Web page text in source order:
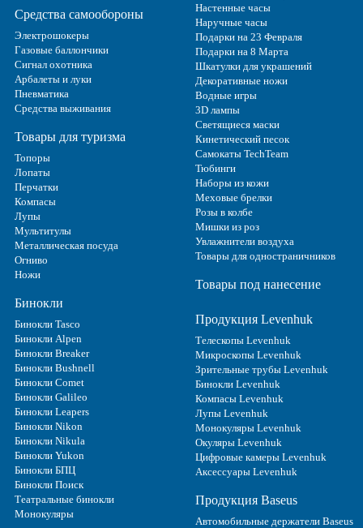
Средства самообороны
Электрошокеры
Газовые баллончики
Сигнал охотника
Арбалеты и луки
Пневматика
Средства выживания
Товары для туризма
Топоры
Лопаты
Перчатки
Компасы
Лупы
Мультитулы
Металлическая посуда
Огниво
Ножи
Бинокли
Бинокли Tasco
Бинокли Alpen
Бинокли Breaker
Бинокли Bushnell
Бинокли Comet
Бинокли Galileo
Бинокли Leapers
Бинокли Nikon
Бинокли Nikula
Бинокли Yukon
Бинокли БПЦ
Бинокли Поиск
Театральные бинокли
Монокуляры
Настенные часы
Наручные часы
Подарки на 23 Февраля
Подарки на 8 Марта
Шкатулки для украшений
Декоративные ножи
Водные игры
3D лампы
Светящиеся маски
Кинетический песок
Самокаты TechTeam
Тюбинги
Наборы из кожи
Меховые брелки
Розы в колбе
Мишки из роз
Увлажнители воздуха
Товары для одностраничников
Товары под нанесение
Продукция Levenhuk
Телескопы Levenhuk
Микроскопы Levenhuk
Зрительные трубы Levenhuk
Бинокли Levenhuk
Компасы Levenhuk
Лупы Levenhuk
Монокуляры Levenhuk
Окуляры Levenhuk
Цифровые камеры Levenhuk
Аксессуары Levenhuk
Продукция Baseus
Автомобильные держатели Baseus